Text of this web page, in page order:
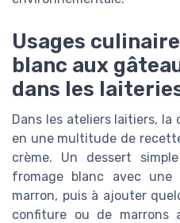
Usages
blanc aux
dans les
Dans les ateliers laitiers, la
en une multitude de
crème. Un dessert
fromage blanc avec
marron, puis à ajouter
confiture ou de marrons